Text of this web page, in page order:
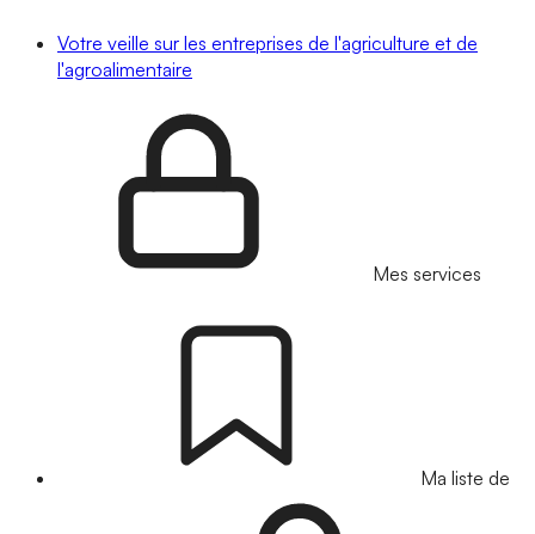
Votre veille sur les entreprises de l'agriculture et de
l'agroalimentaire
Mes services
Ma liste de